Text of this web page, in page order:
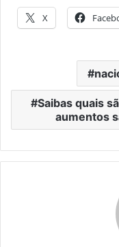
X
Saibas quais
aumentos